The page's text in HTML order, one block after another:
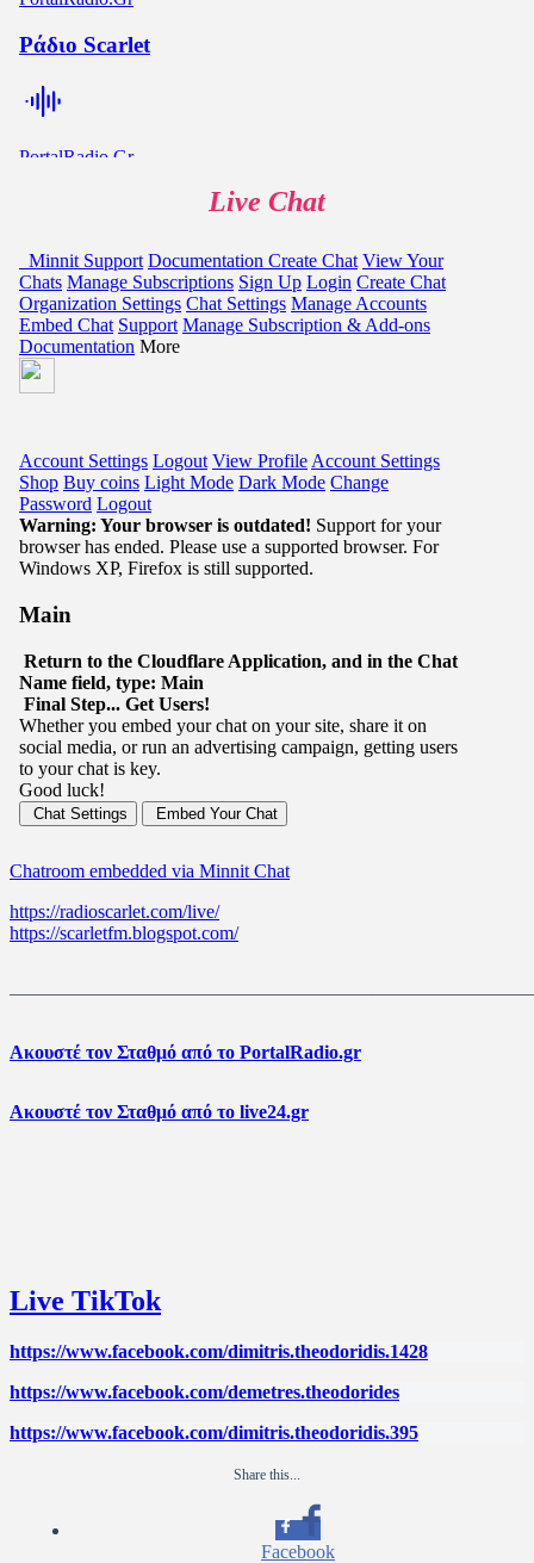
Live Chat
Chatroom embedded via Minnit Chat
https://radioscarlet.com/live/
https://scarletfm.blogspot.com/
Ακουστέ τον Σταθμό από το PortalRadio.gr
Ακουστέ τον Σταθμό από το live24.gr
Live TikTok
https://www.facebook.com/dimitris.theodoridis.1428
https://www.facebook.com/demetres.theodorides
https://www.facebook.com/dimitris.theodoridis.395
Share this...
Facebook